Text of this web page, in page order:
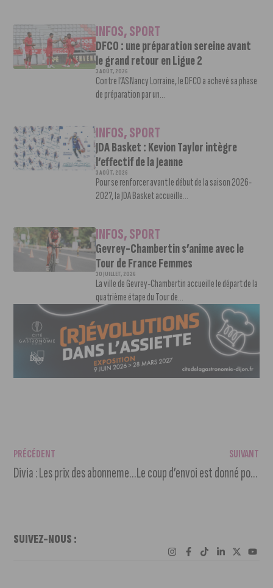
INFOS,SPORT
DFCO : une préparation sereine avant
le grand retour en Ligue 2
3 AOÛT, 2026
Contre l’AS Nancy Lorraine, le DFCO a achevé sa phase
de préparation par un...
INFOS,SPORT
JDA Basket : Kevion Taylor intègre
l’effectif de la Jeanne
3 AOÛT, 2026
Pour se renforcer avant le début de la saison 2026-
2027, la JDA Basket accueille...
INFOS,SPORT
Gevrey-Chambertin s’anime avec le
Tour de France Femmes
30 JUILLET, 2026
La ville de Gevrey-Chambertin accueille le départ de la
quatrième étape du Tour de...
PRÉCÉDENT
Divia : Les prix des abonnements 18/25 ans pourraient bientôt être réduits
SUIVANT
Le coup d’envoi est donné pour Grésilles en fête
SUIVEZ-NOUS :